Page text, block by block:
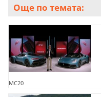
Още по темата:
MC20